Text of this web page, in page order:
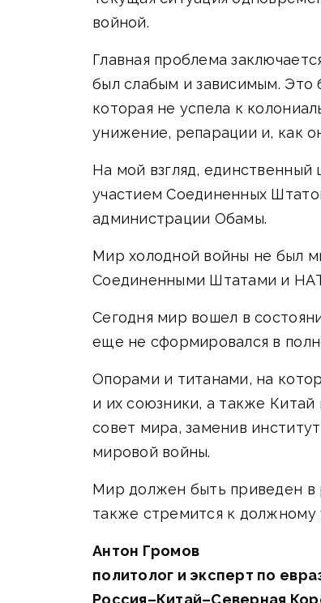
войной.
Главная проблема
был слабым и зависимым. Это
которая не успела к
унижение, репарации и, как
На мой взгляд,
участием Соединенных
администрации Обамы.
Мир холодной войны не был
Соединенными Штатами и
Сегодня мир вошел в
еще не сформировался в
Опорами и титанами, на
и их союзники, а также
совет мира, заменив
мировой войны.
Мир должен быть приведен в
также стремится к
Антон Громов
политолог и эксперт по
Россия–Китай–Северная